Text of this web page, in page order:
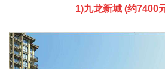
1)九龙新城 (约7400